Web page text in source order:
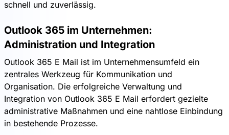
schnell und zuverlässig.
Outlook 365 im Unternehmen:
Administration und Integration
Outlook 365 E Mail ist im Unternehmensumfeld ein
zentrales Werkzeug für Kommunikation und
Organisation. Die erfolgreiche Verwaltung und
Integration von Outlook 365 E Mail erfordert gezielte
administrative Maßnahmen und eine nahtlose Einbindung
in bestehende Prozesse.